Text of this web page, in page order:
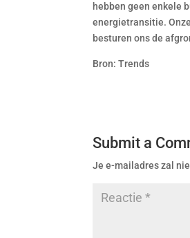
hebben geen enkele
energietransitie.
besturen ons de
Bron: Trends
Submit a
Je e-mailadres zal